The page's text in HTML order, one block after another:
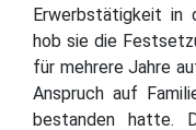
Erwerbstätigkeit in
hob sie die
für mehrere Jahre
Anspruch auf
bestanden hatte.